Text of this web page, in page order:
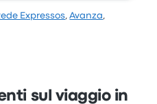
Expressos,Avanza,
sul viaggio in